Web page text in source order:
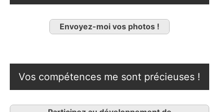
Envoyez-moi vos photos !
Vos compétences me sont précieuses !